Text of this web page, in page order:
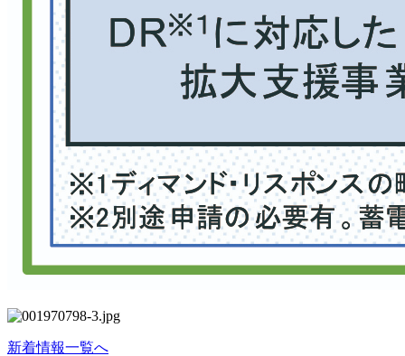
新着情報一覧へ